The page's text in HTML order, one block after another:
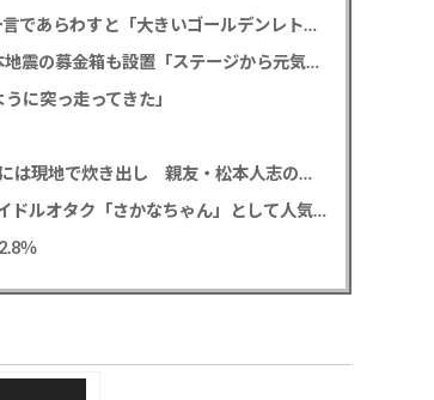
M!LK 曽野舜太 「仮面ライダーゼッツ」初共演の今井竜太郎を一言であらわすと「大きいゴールデンレトリバー
堂本光一＆井上芳雄 帝劇の名曲を歌うアリーナツアー開幕、熊本地震の募金箱も設置「ステージから元気を届けられる形になれば」
に突っ走ってきた」
中居正広氏 「ひそかに被災地支援」か？ 2016年の熊本地震直後には現地で炊き出し 親友・松本人志の闘病に心を痛め、頻繁に連絡も
レインボー 池田直人と結婚の佐藤佳奈アナ AKB48合格、熱烈アイドルオタク「さかなちゃん」として人気に、7月末に読売テレビ退社
％